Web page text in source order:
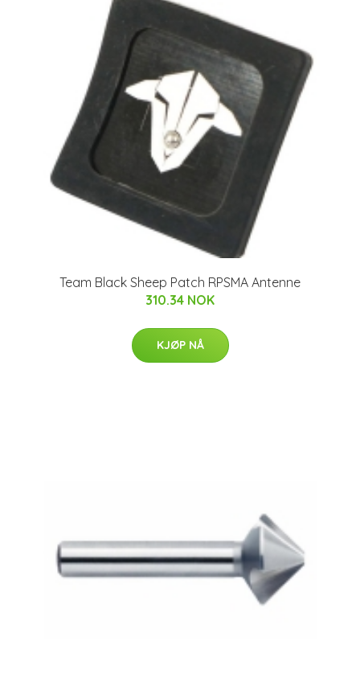
Team Black Sheep Patch RPSMA Antenne
310.34 NOK
KJØP NÅ